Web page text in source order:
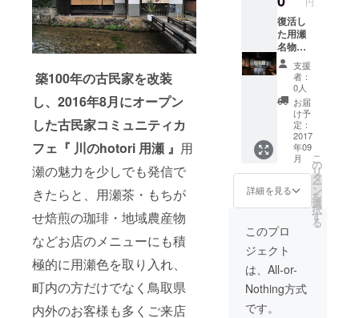
築100年の古民家を改装
し、2016年8月にオープン
した古民家コミュニティカ
フェ『 川のhotori 用瀬 』 用
瀬の魅力を少しでも発信で
きたらと、用瀬茶・もちが
せ焙煎の珈琲・地域農産物
などお店のメニューにも積
極的に用瀬色を取り入れ、
町内の方だけでなく鳥取県
内外のお客様も多くご来店
礼の絵
はが
き』×２
枚も送
付させ
ていた
だきま
す。 ※
アンコ
ロマン
ジュウ
は９月
下旬頃
より店
頭販売
ます。
ターの
色はお
ただけ
ダー靴
を作成
してお
られる
『ねじ
まき鳥
靴工房×
川の
hotori用
瀬 革
のコー
スター
』をペ
アで 、
用瀬町
を焙煎
してお
られる
『自家
焙煎 燕
珈琲×川
瀬で１
日５食
限定
和・
洋・中
が一度
に楽し
める雅
な『ひ
なぎく
膳 ２食
サービ
券』、
用瀬町
内で
オー
ダー靴
を作成
してお
られる
『ねじ
まき鳥
コロマ
ンジュ
ウ引換
券』と
合わせ
て、
『体験
と民泊
もちが
せ暮ら
しの旅
人 ペ
ア宿泊
券×２日
分＆ス
ペシャ
ル体験
２名様
分』、
川の
hotori用
瀬で
『あな
復活し
た用瀬
名物
『アン
コロマ
ンジュ
ウ』
を、ぜ
ひ最初
にお召
し上が
り頂き
たく引
換券を
お送り
させて
いただ
きま
す。
『アン
コロマ
ンジュ
支援
者：
0人
お届
け予
定：
2017
年09
月
詳細を見る
こ
の
リ
タ
ー
ン
を
選
択
す
る
このプロ
ジェクト
は、All-or-
Nothing方式
です。